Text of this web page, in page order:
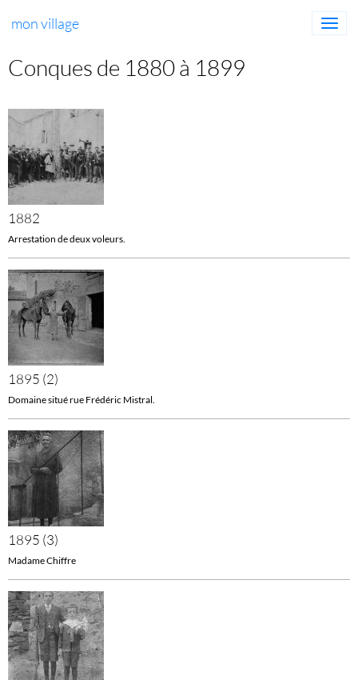
mon village
Conques de 1880 à 1899
1882
Arrestation de deux voleurs.
1895 (2)
Domaine situé rue Frédéric Mistral.
1895 (3)
Madame Chiffre